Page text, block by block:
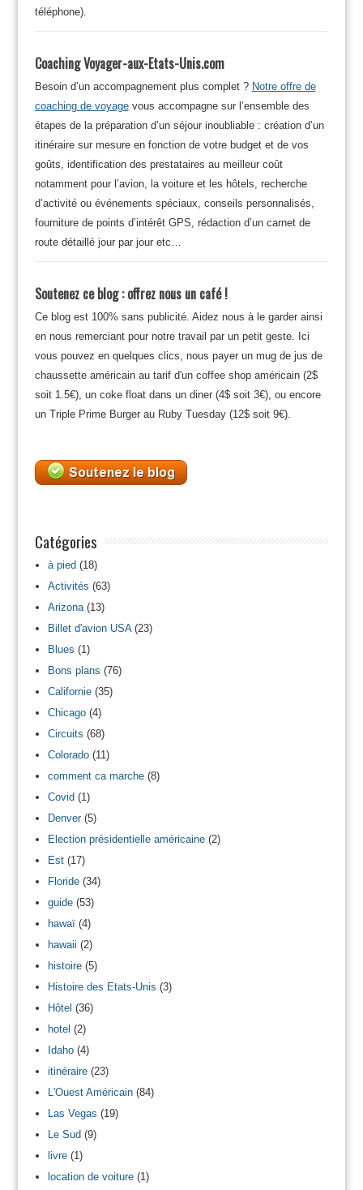
téléphone).
Coaching Voyager-aux-Etats-Unis.com
Besoin d’un accompagnement plus complet ? Notre offre de
coaching de voyagevous accompagne sur l’ensemble des
étapes de la préparation d’un séjour inoubliable : création d’un
itinéraire sur mesure en fonction de votre budget et de vos
goûts, identification des prestataires au meilleur coût
notamment pour l’avion, la voiture et les hôtels, recherche
d’activité ou événements spéciaux, conseils personnalisés,
fourniture de points d’intérêt GPS, rédaction d’un carnet de
route détaillé jour par jour etc…
Soutenez ce blog : offrez nous un café !
Ce blog est 100% sans publicité. Aidez nous à le garder ainsi
en nous remerciant pour notre travail par un petit geste. Ici
vous pouvez en quelques clics, nous payer un mug de jus de
chaussette américain au tarif d'un coffee shop américain (2$
soit 1.5€), un coke float dans un diner (4$ soit 3€), ou encore
un Triple Prime Burger au Ruby Tuesday (12$ soit 9€).
Catégories
à pied(18)
Activités (63)
Arizona(13)
Billet d'avion USA(23)
Blues (1)
Bons plans (76)
Californie(35)
Chicago(4)
Circuits (68)
Colorado(11)
comment ca marche(8)
Covid(1)
Denver(5)
Election présidentielle américaine(2)
Est(17)
Floride(34)
guide(53)
hawaï(4)
hawaii (2)
histoire(5)
Histoire des Etats-Unis (3)
Hôtel (36)
hotel (2)
Idaho(4)
itinéraire(23)
L'Ouest Américain(84)
Las Vegas (19)
Le Sud(9)
livre(1)
location de voiture(1)